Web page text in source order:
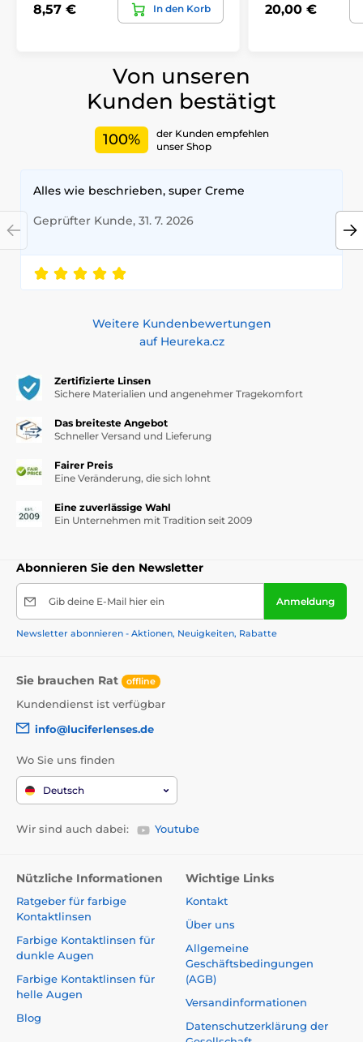
8,57 € In den Korb 20,00 €
Von unseren
Kunden bestätigt
100%
der Kunden empfehlen
unser Shop
Alles wie beschrieben, super Creme
Geprüfter Kunde, 31. 7. 2026
Weitere Kundenbewertungen
auf Heureka.cz
Zertifizierte Linsen
Sichere Materialien und angenehmer Tragekomfort
Das breiteste Angebot
Schneller Versand und Lieferung
Fairer Preis
Eine Veränderung, die sich lohnt
Eine zuverlässige Wahl
Ein Unternehmen mit Tradition seit 2009
Abonnieren Sie den Newsletter
Gib deine E-Mail hier ein Anmeldung
Newsletter abonnieren - Aktionen, Neuigkeiten, Rabatte
Sie brauchen Rat offline
Kundendienst ist verfügbar
info@luciferlenses.de
Wo Sie uns finden
Deutsch
Wir sind auch dabei: Youtube
Nützliche Informationen
Ratgeber für farbige
Kontaktlinsen
Farbige Kontaktlinsen für
dunkle Augen
Farbige Kontaktlinsen für
helle Augen
Blog
Wichtige Links
Kontakt
Über uns
Allgemeine
Geschäftsbedingungen
(AGB)
Versandinformationen
Datenschutzerklärung der